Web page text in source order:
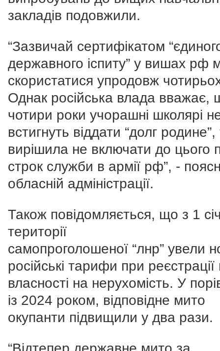
закладів подовжили.
“Зазвичай сертифікатом
державного іспиту” у вишах рф
скористатися упродовж
Однак російська влада вважає,
чотири роки учорашні школярі
встигнуть віддати “долг
вирішила не включати до цього
строк служби в армії рф”, -
обласній адміністрації.
Також повідомляється, що з 1
території
самопроголошеної “лнр” увели
російські тарифи при
власності на нерухомість. У
із 2024 роком, відповідне мито
окупанти підвищили у два рази.